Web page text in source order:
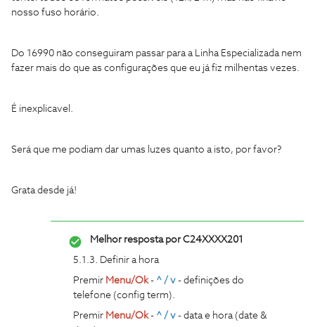
nosso fuso horário.
Do 16990 não conseguiram passar para a Linha Especializada nem
fazer mais do que as configurações que eu já fiz milhentas vezes.
É inexplicavel.
Será que me podiam dar umas luzes quanto a isto, por favor?
Grata desde já!
Melhor resposta porC24XXXX201
5.1.3. Definir a hora
Premir Menu/Ok- ^ / v - definições do
telefone (config term).
Premir Menu/Ok- ^ / v - data e hora (date &